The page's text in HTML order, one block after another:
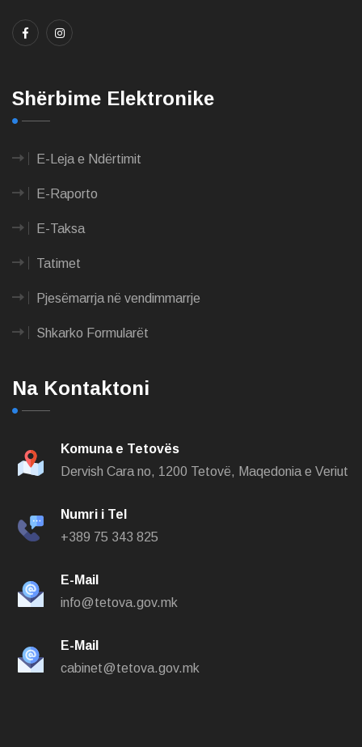
Shërbime Elektronike
E-Leja e Ndërtimit
E-Raporto
E-Taksa
Tatimet
Pjesëmarrja në vendimmarrje
Shkarko Formularët
Na Kontaktoni
Komuna e Tetovës
Dervish Cara no, 1200 Tetovë, Maqedonia e Veriut
Numri i Tel
+389 75 343 825
E-Mail
info@tetova.gov.mk
E-Mail
cabinet@tetova.gov.mk